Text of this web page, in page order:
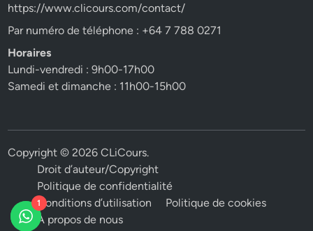
https://www.clicours.com/contact/
Par numéro de téléphone : +64 7 788 0271
Horaires
Lundi-vendredi : 9h00-17h00
Samedi et dimanche : 11h00-15h00
Copyright © 2026CLiCours.
Droit d’auteur/Copyright
Politique de confidentialité
Conditions d’utilisation
Politique de cookies
A propos de nous
1